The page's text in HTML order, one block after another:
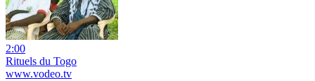
2:00
Rituels du Togo
www.vodeo.tv